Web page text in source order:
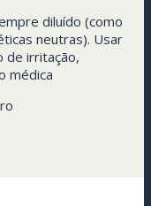
diluído (como
neutras). Usar
de irritação,
médica